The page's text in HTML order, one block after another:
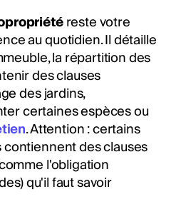
reste votre
au quotidien. Il détaille
la répartition des
des clauses
des jardins,
certaines espèces ou
. Attention : certains
des clauses
l'obligation
qu'il faut savoir